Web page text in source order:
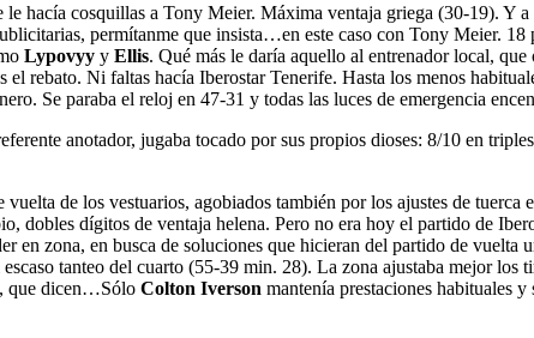
le hacía cosquillas a Tony Meier. Máxima ventaja griega (30-19). Y a
permítanme que insista…en este caso con Tony Meier.
Lypovyy y Ellis. Qué más le daría aquello al entrenador local,
el rebato. Ni faltas hacía Iberostar Tenerife. Hasta los menos
Se paraba el reloj en 47-31 y todas las luces de emergencia
anotador, jugaba tocado por sus propios dioses: 8/10 en
de los vestuarios, agobiados también por los ajustes de
dobles dígitos de ventaja helena. Pero no era hoy el partido de
zona, en busca de soluciones que hicieran del partido de vuelta
tanteo del cuarto (55-39 min. 28). La zona ajustaba mejor los
que dicen…Sólo Colton Iverson mantenía prestaciones habituales